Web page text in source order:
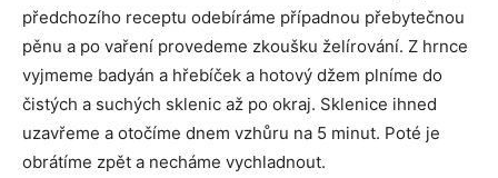
předchozího receptu odebíráme případnou přebytečnou
pěnu a po vaření provedeme zkoušku želírování. Z hrnce
vyjmeme badyán a hřebíček a hotový džem plníme do
čistých a suchých sklenic až po okraj. Sklenice ihned
uzavřeme a otočíme dnem vzhůru na 5 minut. Poté je
obrátíme zpět a necháme vychladnout.